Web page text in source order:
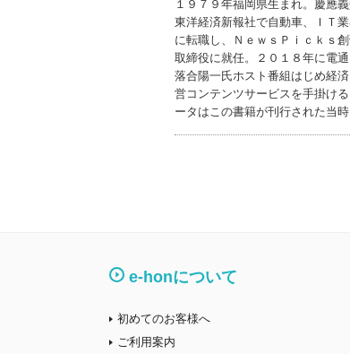
１９７９年福岡県生まれ。慶應
東洋経済新報社で自動車、ＩＴ
に転職し、ＮｅｗｓＰｉｃｋｓ
取締役に就任。２０１８年に電
落合陽一氏ホスト番組はじめ経
営コンテンツサービスを手掛け
ータはこの書籍が刊行された当
e-honについて
初めてのお客様へ
ご利用案内